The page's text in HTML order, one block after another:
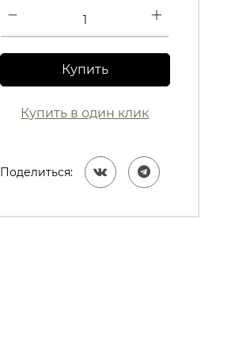
Купить
Купить в один клик
Поделиться: